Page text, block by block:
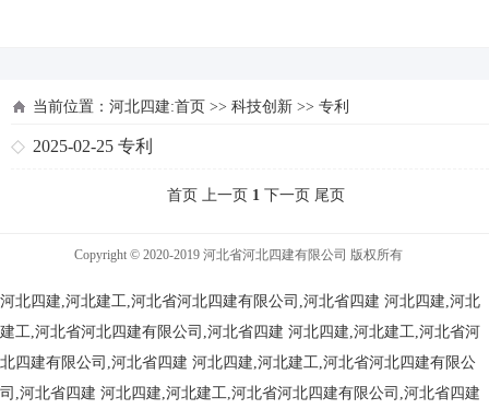
当前位置： 河北四建:首页 >> 科技创新 >> 专利
2025-02-25 专利
首页 上一页 1 下一页 尾页
Copyright © 2020-2019 河北省河北四建有限公司 版权所有
河北四建,河北建工,河北省河北四建有限公司,河北省四建 河北四建,河北
建工,河北省河北四建有限公司,河北省四建 河北四建,河北建工,河北省河
北四建有限公司,河北省四建 河北四建,河北建工,河北省河北四建有限公
司,河北省四建 河北四建,河北建工,河北省河北四建有限公司,河北省四建